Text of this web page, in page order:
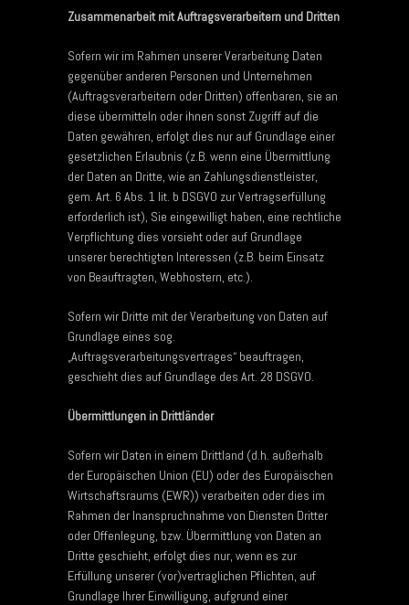
Zusammenarbeit mit Auftragsverarbeitern und Dritten
Sofern wir im Rahmen unserer Verarbeitung Daten
gegenüber anderen Personen und Unternehmen
(Auftragsverarbeitern oder Dritten) offenbaren, sie an
diese übermitteln oder ihnen sonst Zugriff auf die
Daten gewähren, erfolgt dies nur auf Grundlage einer
gesetzlichen Erlaubnis (z.B. wenn eine Übermittlung
der Daten an Dritte, wie an Zahlungsdienstleister,
gem. Art. 6 Abs. 1 lit. b DSGVO zur Vertragserfüllung
erforderlich ist), Sie eingewilligt haben, eine rechtliche
Verpflichtung dies vorsieht oder auf Grundlage
unserer berechtigten Interessen (z.B. beim Einsatz
von Beauftragten, Webhostern, etc.).
Sofern wir Dritte mit der Verarbeitung von Daten auf
Grundlage eines sog.
„Auftragsverarbeitungsvertrages“ beauftragen,
geschieht dies auf Grundlage des Art. 28 DSGVO.
Übermittlungen in Drittländer
Sofern wir Daten in einem Drittland (d.h. außerhalb
der Europäischen Union (EU) oder des Europäischen
Wirtschaftsraums (EWR)) verarbeiten oder dies im
Rahmen der Inanspruchnahme von Diensten Dritter
oder Offenlegung, bzw. Übermittlung von Daten an
Dritte geschieht, erfolgt dies nur, wenn es zur
Erfüllung unserer (vor)vertraglichen Pflichten, auf
Grundlage Ihrer Einwilligung, aufgrund einer